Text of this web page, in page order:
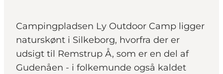
Byer og steder
Planlæg ferien
Transport
Campingpladsen Ly Outdoor Camp ligger
naturskønt i Silkeborg, hvorfra der er
udsigt til Remstrup Å, som er en del af
Gudenåen - i folkemunde også kaldet